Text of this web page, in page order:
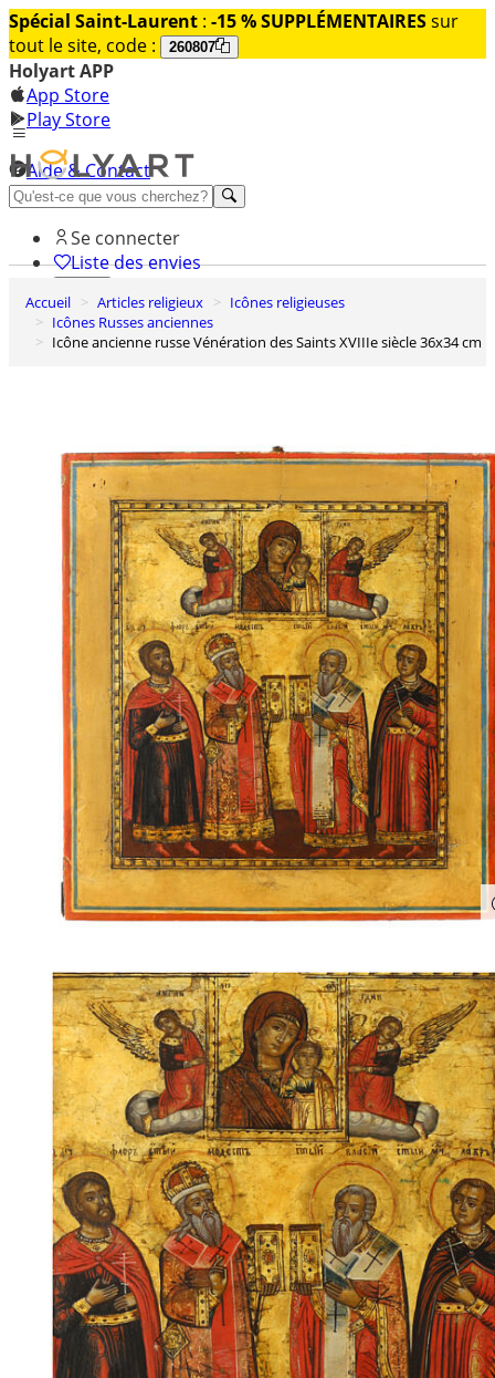
Spécial Saint-Laurent : -15 % SUPPLÉMENTAIRESsur
tout le site, code :
260807
Holyart APP
App Store
Play Store
Aide & Contact
Découvrez Premium
Se connecter
Liste des envies
0
Panier
Accueil Articles religieux
Icônes religieuses
Icônes Russes anciennes
Icône ancienne russe Vénération des Saints XVIIIe siècle 36x34 cm